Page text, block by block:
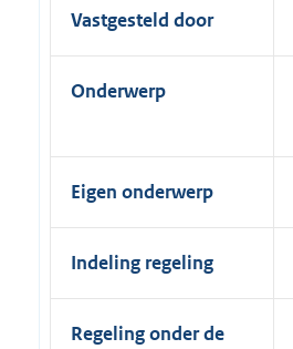
Vastgesteld door
Onderwerp
Eigen onderwerp
Indeling regeling
Regeling onder de